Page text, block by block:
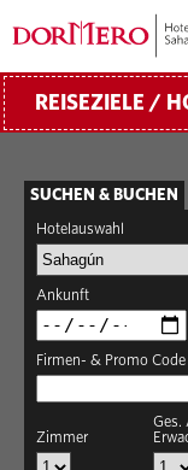
REISEZIELE /
SUCHEN & BUCHEN
Hotelauswahl
Ankunft
Firmen- & Promo Code
Zimmer
Ges.